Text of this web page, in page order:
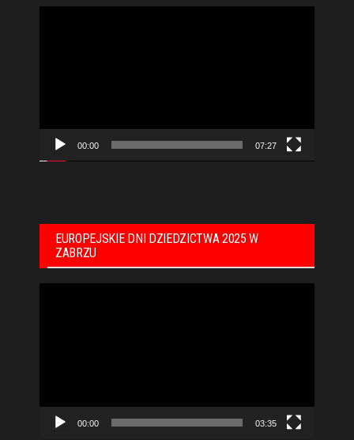
00:00 07:27
EUROPEJSKIE DNI DZIEDZICTWA 2025 W
ZABRZU
00:00 03:35